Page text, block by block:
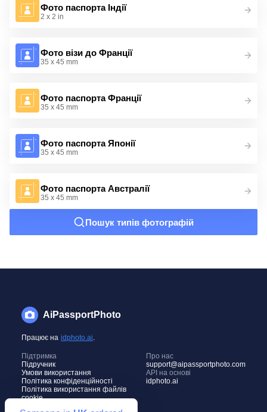
Фото паспорта Індії
2 x 2 in
Фото візи до Франції
35 x 45 mm
Фото паспорта Франції
35 x 45 mm
Фото паспорта Японії
35 x 45 mm
Фото паспорта Австралії
35 x 45 mm
Пошук типів фотографій
AiPassportPhoto
Працює на idphoto.ai.
Підтримка
Підручник
Умови використання
Політика конфіденційності
Політика використання файлів
cookie
Про нас
support@aipassportphoto.com
API на основі
idphoto.ai